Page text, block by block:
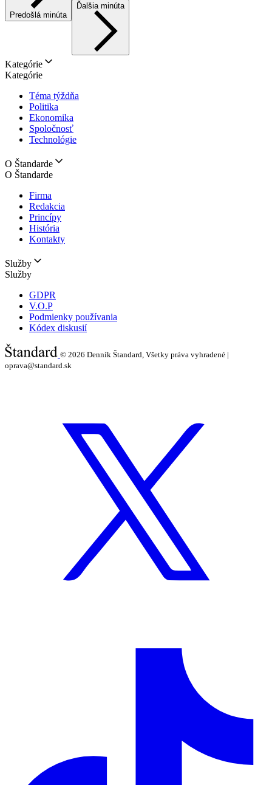
Predošlá minúta
Ďalšia minúta
Kategórie
Kategórie
Téma týždňa
Politika
Ekonomika
Spoločnosť
Technológie
O Štandarde
O Štandarde
Firma
Redakcia
Princípy
História
Kontakty
Služby
Služby
GDPR
V.O.P
Podmienky používania
Kódex diskusií
© 2026 Denník Štandard, Všetky práva vyhradené |
oprava@standard.sk